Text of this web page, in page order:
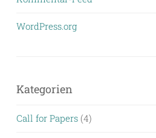
WordPress.org
Kategorien
Call for Papers (4)